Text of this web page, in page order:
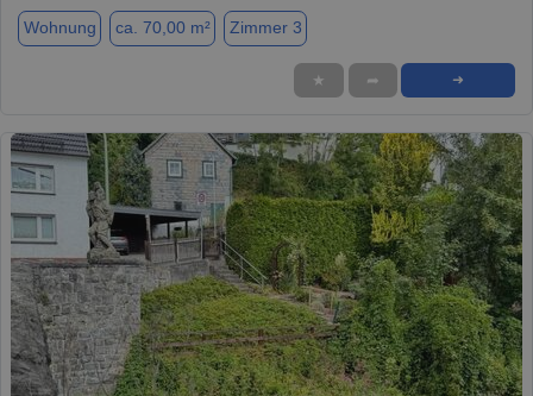
Wohnung ca. 70,00 m² Zimmer 3
★ ➦ ➜